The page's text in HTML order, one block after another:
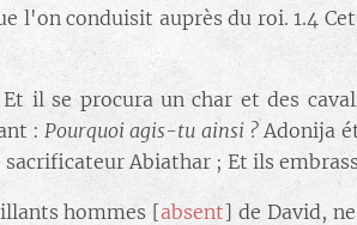
l'on conduisit auprès du roi. 1.4
Et il se procura un char et des
:Pourquoi agis-tu ainsi ?Adonija
Abiathar ; Et ils
hommes [absent] de David,